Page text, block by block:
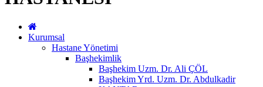
Kurumsal
Hastane Yönetimi
Başhekimlik
Başhekim Uzm. Dr. Ali ÇÖL
Başhekim Yrd. Uzm. Dr. Abdulkadir